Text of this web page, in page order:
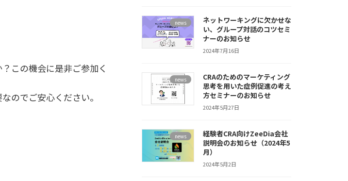
この機会に是非ご参加く
のでご安心ください。
news
ネットワーキングに欠かせな
い、グループ対話のコツセミ
ナーのお知らせ
2024年7月16日
news
CRAのためのマーケティング
思考を用いた症例促進の考え
方セミナーのお知らせ
2024年5月27日
news
経験者CRA向けZeeDia会社
説明会のお知らせ（2024年5
月）
2024年5月2日